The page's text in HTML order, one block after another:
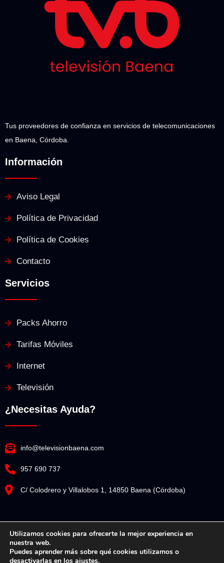
Tus proveedores de confianza en servicios de telecomunicaciones
en Baena, Córdoba.
Información
Aviso Legal
Política de Privacidad
Política de Cookies
Contacto
Servicios
Packs Ahorro
Tarifas Móviles
Internet
Televisión
¿Necesitas Ayuda?
info@televisionbaena.com
957 690 737
C/ Colodrero y Villalobos 1, 14850 Baena (Córdoba)
Televisión Baena© Copyright 2025. Todos los derechos reservados.
Utilizamos cookies para ofrecerte la mejor experiencia en
nuestra web.
Puedes aprender más sobre qué cookies utilizamos o
desactivarlas en los ajustes.